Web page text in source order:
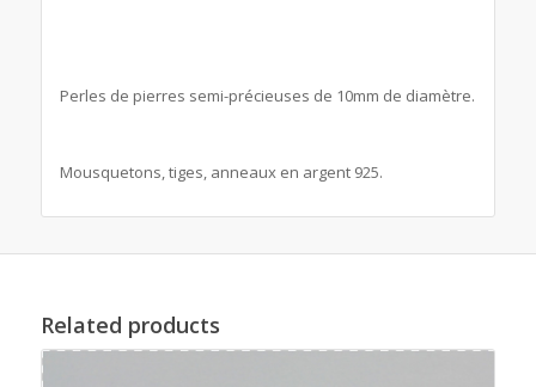
Perles de pierres semi-précieuses de 10mm de diamètre.
Mousquetons, tiges, anneaux en argent 925.
Related products